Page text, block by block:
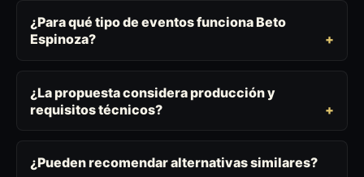
¿Para qué tipo de eventos funciona Beto
Espinoza?
¿La propuesta considera producción y
requisitos técnicos?
¿Pueden recomendar alternativas similares?